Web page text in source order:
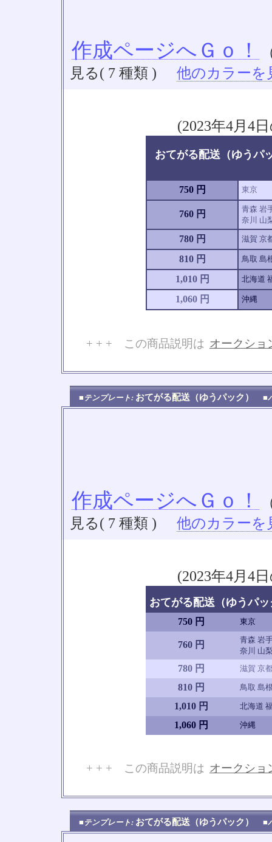
作成ページへＧｏ！
見る( 7 種類 )
他のカラーを
(2023年4月4
おてがる配送（ゆうパ
750 円 東京
760 円
青森 岩
奈川 山
780 円 滋賀 京
810 円 鳥取 島
1,010 円 北海道
1,060 円 沖縄
+ + + この商品説明は オークショ
■テンプレート: おてがる配送（ゆうパック） ■
作成ページへＧｏ！
見る( 7 種類 )
他のカラーを
(2023年4月4
おてがる配送（ゆうパ
750 円 東京
760 円
青森 岩
奈川 山
780 円 滋賀 京
810 円 鳥取 島
1,010 円 北海道
1,060 円 沖縄
+ + + この商品説明は オークショ
■テンプレート: おてがる配送（ゆうパック） ■